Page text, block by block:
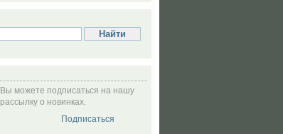
Вы можете подписаться на нашу
рассылку о новинках.
Подписаться